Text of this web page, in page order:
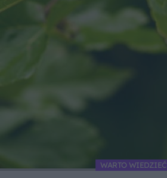
WARTO WIEDZIEĆ